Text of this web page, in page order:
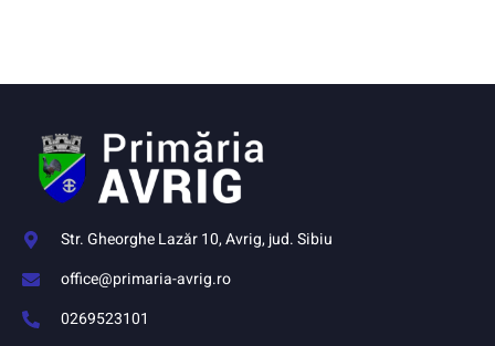
Str. Gheorghe Lazăr 10, Avrig, jud. Sibiu
office@primaria-avrig.ro
0269523101